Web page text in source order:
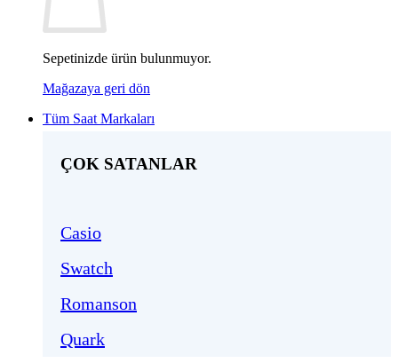
Sepetinizde ürün bulunmuyor.
Mağazaya geri dön
Tüm Saat Markaları
ÇOK SATANLAR
Casio
Swatch
Romanson
Quark